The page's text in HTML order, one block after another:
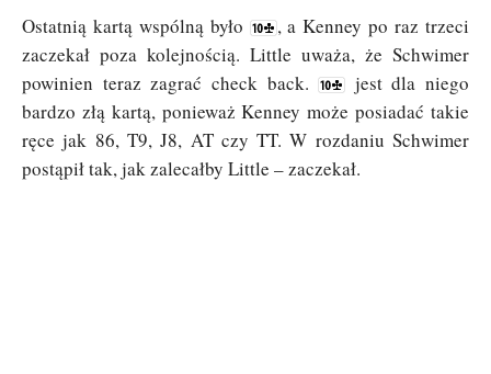
Ostatnią kartą wspólną było
, a Kenney po raz trzeci
zaczekał poza kolejnością. Little uważa, że Schwimer
powinien teraz zagrać check back.
jest dla niego
bardzo złą kartą, ponieważ Kenney może posiadać takie
ręce jak 86, T9, J8, AT czy TT. W rozdaniu Schwimer
postąpił tak, jak zalecałby Little – zaczekał.